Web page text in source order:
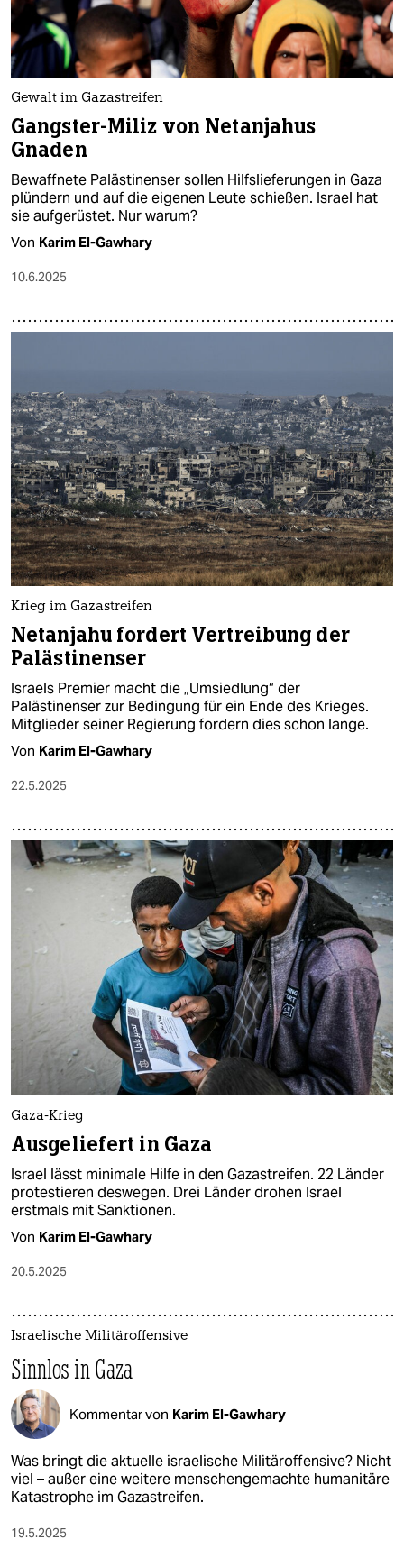
Gewalt im Gazastreifen
Gangster-Miliz von Netanjahus
Gnaden
Bewaffnete Palästinenser sollen Hilfslieferungen in Gaza
plündern und auf die eigenen Leute schießen. Israel hat
sie aufgerüstet. Nur warum?
Von Karim El-Gawhary
10.6.2025
Krieg im Gazastreifen
Netanjahu fordert Vertreibung der
Palästinenser
Israels Premier macht die „Umsiedlung“ der
Palästinenser zur Bedingung für ein Ende des Krieges.
Mitglieder seiner Regierung fordern dies schon lange.
Von Karim El-Gawhary
22.5.2025
Gaza-Krieg
Ausgeliefert in Gaza
Israel lässt minimale Hilfe in den Gazastreifen. 22 Länder
protestieren deswegen. Drei Länder drohen Israel
erstmals mit Sanktionen.
Von Karim El-Gawhary
20.5.2025
Israelische Militäroffensive
Sinnlos in Gaza
Kommentar von Karim El-Gawhary
Was bringt die aktuelle israelische Militäroffensive? Nicht
viel – außer eine weitere menschengemachte humanitäre
Katastrophe im Gazastreifen.
19.5.2025